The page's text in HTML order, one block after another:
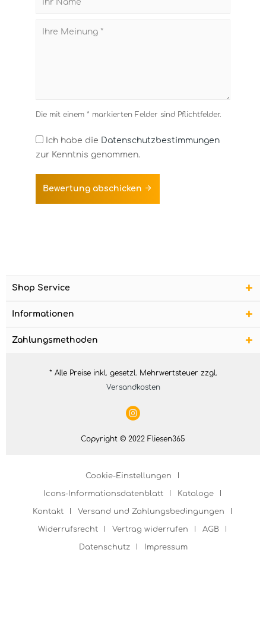
Die mit einem * markierten Felder sind Pflichtfelder.
Ich habe die Datenschutzbestimmungen
zur Kenntnis genommen.
Bewertung abschicken
Shop Service
Informationen
Zahlungsmethoden
* Alle Preise inkl. gesetzl. Mehrwertsteuer zzgl.
Versandkosten
Copyright © 2022 Fliesen365
Cookie-Einstellungen
Icons-Informationsdatenblatt Kataloge
Kontakt Versand und Zahlungsbedingungen
Widerrufsrecht Vertrag widerrufen AGB
Datenschutz Impressum